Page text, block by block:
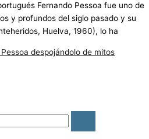
Fernando Pessoa fue uno de
y profundos del siglo pasado y su
Huelva, 1960), lo ha
despojándolo de mitos